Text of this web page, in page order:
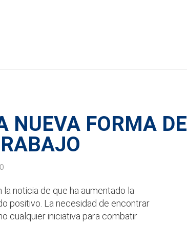
NUEVA FORMA DE
noticia de que ha aumentado la
positivo. La necesidad de encontrar
cualquier iniciativa para combatir